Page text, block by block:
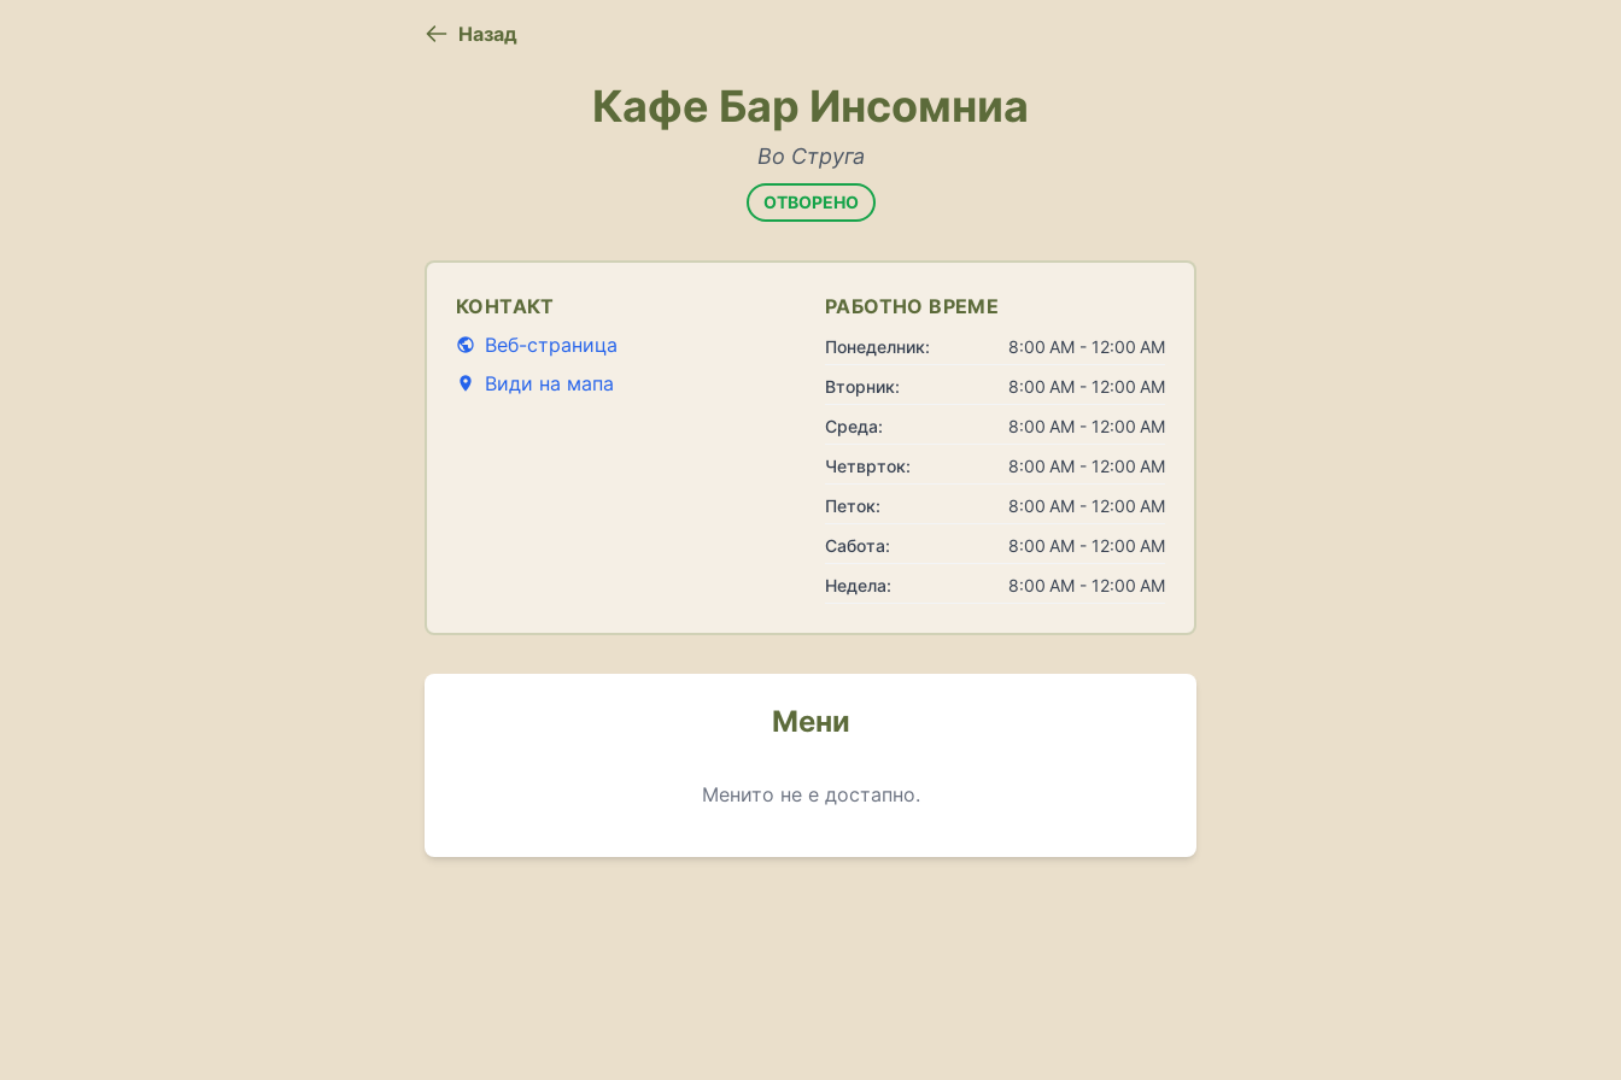
Назад
Кафе Бар Инсомниа
Во Струга
ОТВОРЕНО
КОНТАКТ
Веб-страница
Види на мапа
РАБОТНО ВРЕМЕ
Понеделник:
8:00 AM - 12:00 AM
Вторник:
8:00 AM - 12:00 AM
Среда:
8:00 AM - 12:00 AM
Четврток:
8:00 AM - 12:00 AM
Петок:
8:00 AM - 12:00 AM
Сабота:
8:00 AM - 12:00 AM
Недела:
8:00 AM - 12:00 AM
Мени
Менито не е достапно.